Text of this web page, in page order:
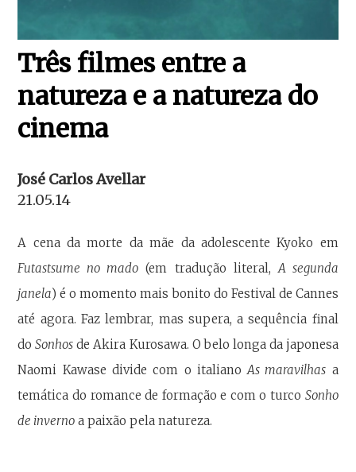
Três filmes entre a
natureza e a natureza do
cinema
José Carlos Avellar
21.05.14
A cena da morte da mãe da adolescente Kyoko em
Futastsume no mado (em tradução literal, A segunda
janela) é o momento mais bonito do Festival de Cannes
até agora. Faz lembrar, mas supera, a sequência final
doSonhos de Akira Kurosawa. O belo longa da japonesa
Naomi Kawase divide com o italianoAs maravilhas a
temática do romance de formação e com o turco Sonho
de inverno a paixão pela natureza.